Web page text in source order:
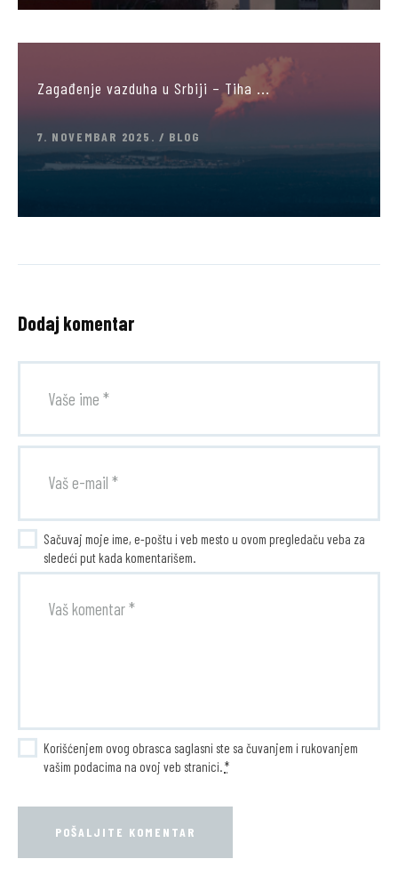
Zagađenje vazduha u Srbiji – Tiha ...
7. NOVEMBAR 2025. BLOG
Dodaj komentar
Sačuvaj moje ime, e-poštu i veb mesto u ovom pregledaču veba za
sledeći put kada komentarišem.
Korišćenjem ovog obrasca saglasni ste sa čuvanjem i rukovanjem
vašim podacima na ovoj veb stranici.*